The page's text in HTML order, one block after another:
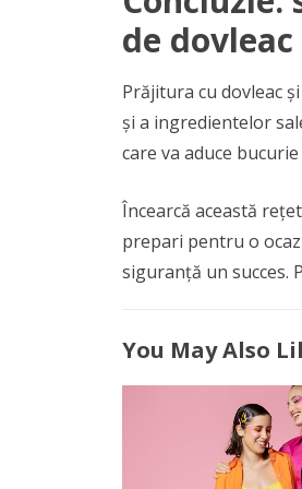
de
Prăjitura cu dovleac
și a ingredientelor
care va aduce
Încearcă această
prepari pentru o
siguranță un succes.
You May Also